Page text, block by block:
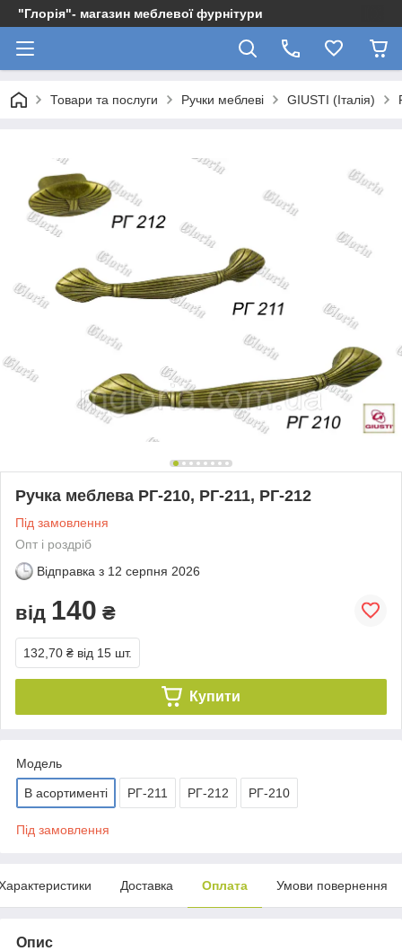
"Глорія"- магазин меблевої фурнітури
Товари та послуги Ручки меблеві GIUSTI (Італія)
Ручка меблева РГ-210, РГ-211, РГ-212
Під замовлення
Опт і роздріб
Відправка з 12 серпня 2026
від 140 ₴
132,70 ₴ від 15 шт.
Купити
Модель
В асортименті РГ-211 РГ-212 РГ-210
Під замовлення
Доставка Оплата Умови повернення
Опис